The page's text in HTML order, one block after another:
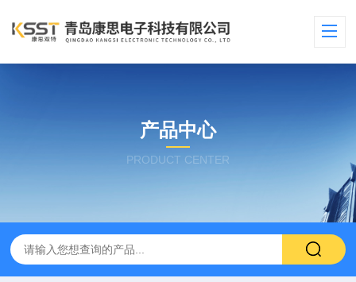
产品中心
PRODUCT CENTER